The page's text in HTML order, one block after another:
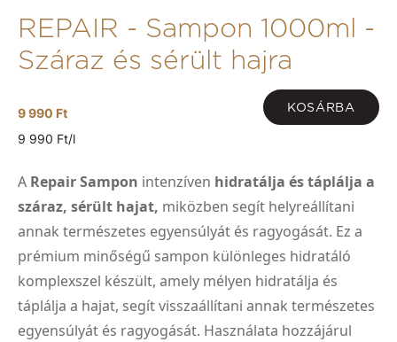
REPAIR - Sampon 1000ml -
Száraz és sérült hajra
9 990 Ft KOSÁRBA
9 990 Ft/l
A Repair Sampon intenzíven hidratálja és táplálja a
száraz, sérült hajat, miközben segít helyreállítani
annak természetes egyensúlyát és ragyogását. Ez a
prémium minőségű sampon különleges hidratáló
komplexszel készült, amely mélyen hidratálja és
táplálja a hajat, segít visszaállítani annak természetes
egyensúlyát és ragyogását. Használata hozzájárul